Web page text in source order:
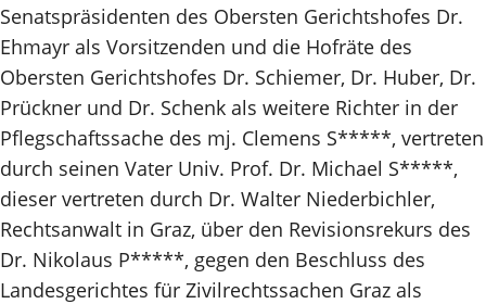
Senatspräsidenten des Obersten Gerichtshofes Dr.
Ehmayr als Vorsitzenden und die Hofräte des
Obersten Gerichtshofes Dr. Schiemer, Dr. Huber, Dr.
Prückner und Dr. Schenk als weitere Richter in der
Pflegschaftssache des mj. Clemens S*****, vertreten
durch seinen Vater Univ. Prof. Dr. Michael S*****,
dieser vertreten durch Dr. Walter Niederbichler,
Rechtsanwalt in Graz, über den Revisionsrekurs des
Dr. Nikolaus P*****, gegen den Beschluss des
Landesgerichtes für Zivilrechtssachen Graz als